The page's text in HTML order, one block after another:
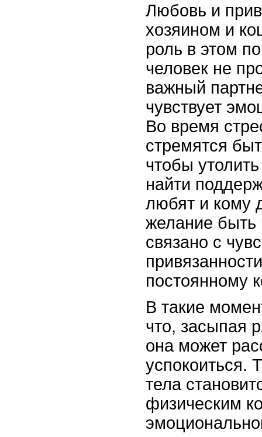
Любовь и
хозяином и
роль в этом
человек не
важный
чувствует
Во время
стремятся
чтобы
найти
любят и кому
желание быть
связано с
постоянному
В такие
что, засыпая
она может
успокоиться.
тела
физическим